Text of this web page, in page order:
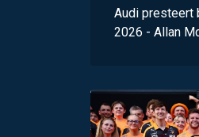
Audi presteert
2026 - Allan